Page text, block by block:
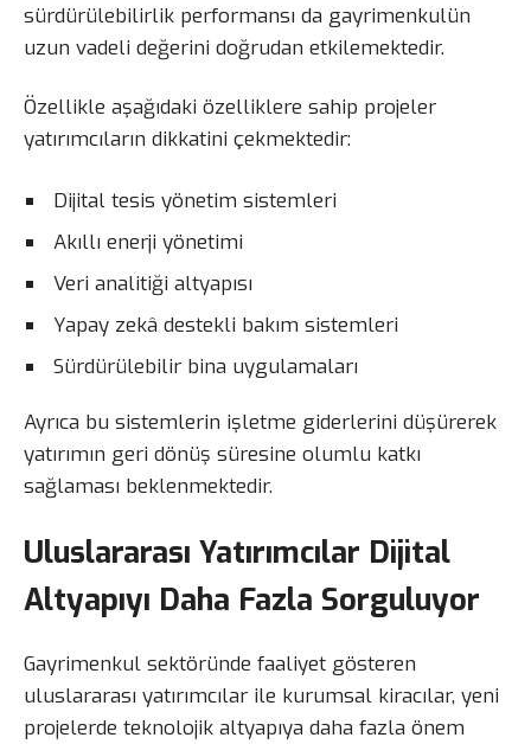
sürdürülebilirlik performansı da gayrimenkulün
uzun vadeli değerini doğrudan etkilemektedir.
Özellikle aşağıdaki özelliklere sahip projeler
yatırımcıların dikkatini çekmektedir:
Dijital tesis yönetim sistemleri
Akıllı enerji yönetimi
Veri analitiği altyapısı
Yapay zekâ destekli bakım sistemleri
Sürdürülebilir bina uygulamaları
Ayrıca bu sistemlerin işletme giderlerini düşürerek
yatırımın geri dönüş süresine olumlu katkı
sağlaması beklenmektedir.
Uluslararası Yatırımcılar Dijital
Altyapıyı Daha Fazla Sorguluyor
Gayrimenkul sektöründe faaliyet gösteren
uluslararası yatırımcılar ile kurumsal kiracılar, yeni
projelerde teknolojik altyapıya daha fazla önem